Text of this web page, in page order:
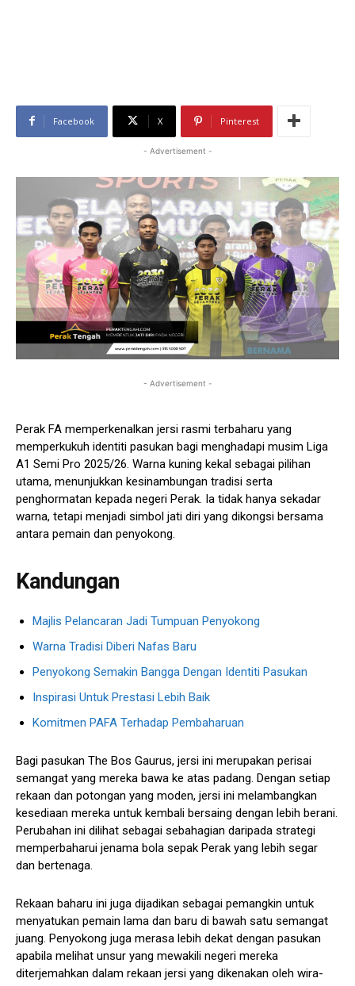
Facebook X Pinterest
- Advertisement -
- Advertisement -
Perak FA memperkenalkan jersi rasmi terbaharu yang
memperkukuh identiti pasukan bagi menghadapi musim Liga
A1 Semi Pro 2025/26. Warna kuning kekal sebagai pilihan
utama, menunjukkan kesinambungan tradisi serta
penghormatan kepada negeri Perak. Ia tidak hanya sekadar
warna, tetapi menjadi simbol jati diri yang dikongsi bersama
antara pemain dan penyokong.
Kandungan
Majlis Pelancaran Jadi Tumpuan Penyokong
Warna Tradisi Diberi Nafas Baru
Penyokong Semakin Bangga Dengan Identiti Pasukan
Inspirasi Untuk Prestasi Lebih Baik
Komitmen PAFA Terhadap Pembaharuan
Bagi pasukan The Bos Gaurus, jersi ini merupakan perisai
semangat yang mereka bawa ke atas padang. Dengan setiap
rekaan dan potongan yang moden, jersi ini melambangkan
kesediaan mereka untuk kembali bersaing dengan lebih berani.
Perubahan ini dilihat sebagai sebahagian daripada strategi
memperbaharui jenama bola sepak Perak yang lebih segar
dan bertenaga.
Rekaan baharu ini juga dijadikan sebagai pemangkin untuk
menyatukan pemain lama dan baru di bawah satu semangat
juang. Penyokong juga merasa lebih dekat dengan pasukan
apabila melihat unsur yang mewakili negeri mereka
diterjemahkan dalam rekaan jersi yang dikenakan oleh wira-